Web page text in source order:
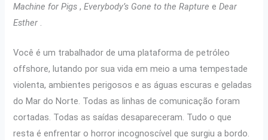
Machine for Pigs ,Everybody’s Gone to the Rapture eDear
Esther .
Você é um trabalhador de uma plataforma de petróleo
offshore, lutando por sua vida em meio a uma tempestade
violenta, ambientes perigosos e as águas escuras e geladas
do Mar do Norte. Todas as linhas de comunicação foram
cortadas. Todas as saídas desapareceram. Tudo o que
resta é enfrentar o horror incognoscível que surgiu a bordo.